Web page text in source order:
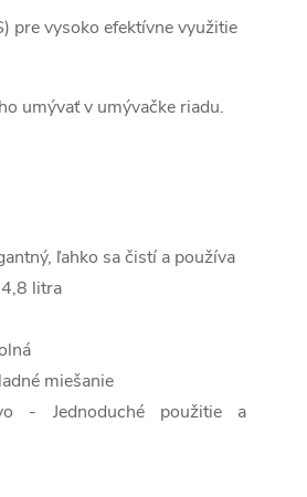
pre vysoko efektívne využitie
umývať v umývačke riadu.
ľahko sa čistí a používa
litra
miešanie
- Jednoduché použitie a